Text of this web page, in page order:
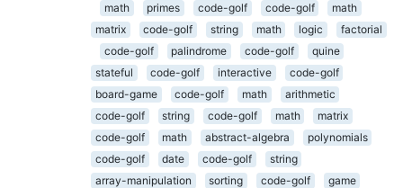
math
primes code-golf code-golf
math
matrix
code-golf string math logic
factorial
code-golf
palindrome code-golf
quine
stateful
code-golf interactive
code-golf
board-game
code-golf math
arithmetic
code-golf
string code-golf math
matrix
code-golf
math abstract-algebra
polynomials
code-golf
date code-golf
string
array-manipulation
sorting code-golf
game